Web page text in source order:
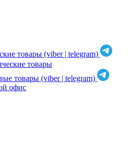
товары (viber | telegram)
товары
товары (viber | telegram)
офис